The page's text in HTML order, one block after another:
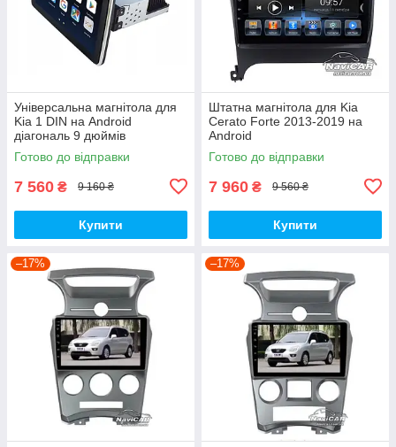
Універсальна магнітола для
Kia 1 DIN на Android
діагональ 9 дюймів
Готово до відправки
7 560 ₴ 9 160 ₴
Купити
Штатна магнітола для Kia
Cerato Forte 2013-2019 на
Android
Готово до відправки
7 960 ₴ 9 560 ₴
Купити
–17% –17%